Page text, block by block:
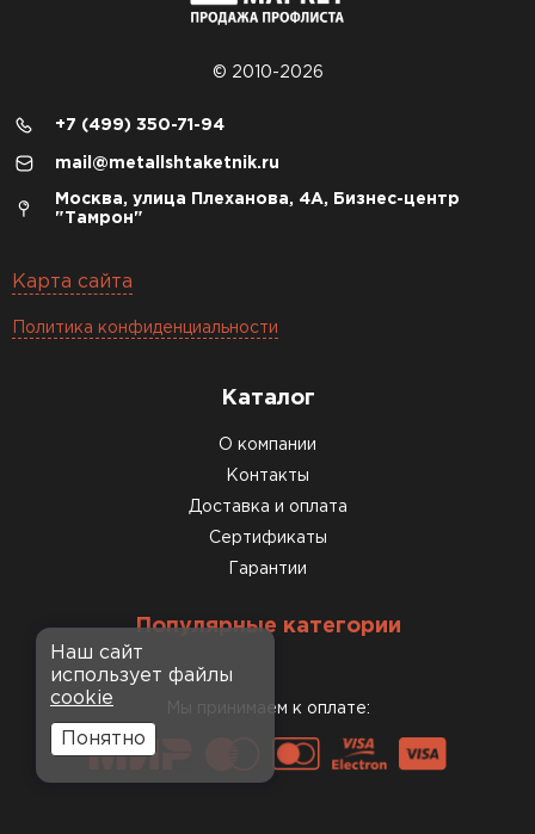
© 2010-2026
+7 (499) 350-71-94
mail@metallshtaketnik.ru
Москва, улица Плеханова, 4А, Бизнес-центр
"Тамрон"
Карта сайта
Политика конфиденциальности
Каталог
О компании
Контакты
Доставка и оплата
Сертификаты
Гарантии
Популярные категории
Мы принимаем к оплате:
Наш сайт
использует файлы
cookie
Понятно